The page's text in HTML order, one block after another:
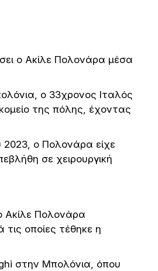
ο Ακίλε Πολονάρα μέσα
ο 33χρονος Ιταλός
της πόλης, έχοντας
2023, ο Πολονάρα είχε
σε χειρουργική
Ακίλε Πολονάρα
τις οποίες τέθηκε η
στην Μπολόνια, όπου